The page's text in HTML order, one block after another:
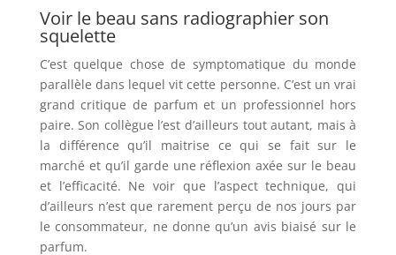
Voir le beau sans radiographier son
squelette
C’est quelque chose de symptomatique du monde
parallèle dans lequel vit cette personne. C’est un vrai
grand critique de parfum et un professionnel hors
paire. Son collègue l’est d’ailleurs tout autant, mais à
la différence qu’il maitrise ce qui se fait sur le
marché et qu’il garde une réflexion axée sur le beau
et l’efficacité. Ne voir que l’aspect technique, qui
d’ailleurs n’est que rarement perçu de nos jours par
le consommateur, ne donne qu’un avis biaisé sur le
parfum.